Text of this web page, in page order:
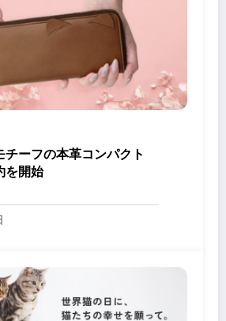
チーフの本革コンパクト
を開始